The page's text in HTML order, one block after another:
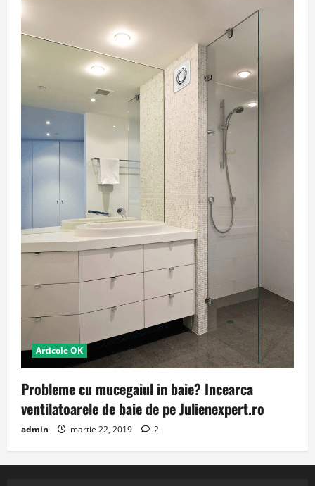
Articole OK
Probleme cu mucegaiul in baie? Incearca
ventilatoarele de baie de pe Julienexpert.ro
admin martie 22, 2019 2